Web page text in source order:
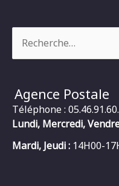
Agence Postale
Téléphone :
Lundi, Mercredi,
Mardi, Jeudi : 14H00-